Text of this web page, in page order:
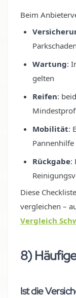
Beim
Wartung:
gelten
Reifen:
Mobilität:
Rückgabe:
Diese
vergleichen –
Vergleich
8)
Ist die